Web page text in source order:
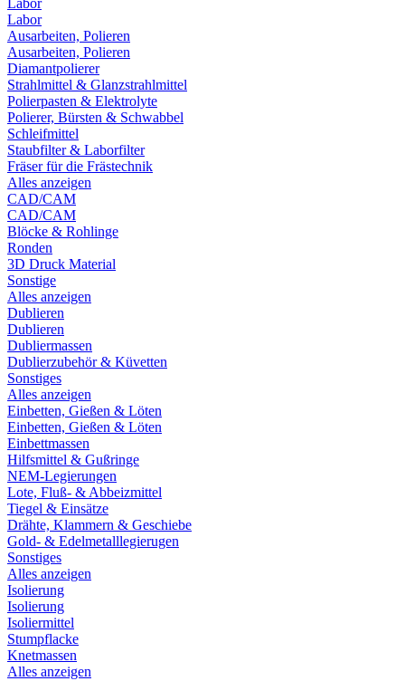
Labor
Labor
Ausarbeiten, Polieren
Ausarbeiten, Polieren
Diamantpolierer
Strahlmittel & Glanzstrahlmittel
Polierpasten & Elektrolyte
Polierer, Bürsten & Schwabbel
Schleifmittel
Staubfilter & Laborfilter
Fräser für die Frästechnik
Alles anzeigen
CAD/CAM
CAD/CAM
Blöcke & Rohlinge
Ronden
3D Druck Material
Sonstige
Alles anzeigen
Dublieren
Dublieren
Dubliermassen
Dublierzubehör & Küvetten
Sonstiges
Alles anzeigen
Einbetten, Gießen & Löten
Einbetten, Gießen & Löten
Einbettmassen
Hilfsmittel & Gußringe
NEM-Legierungen
Lote, Fluß- & Abbeizmittel
Tiegel & Einsätze
Drähte, Klammern & Geschiebe
Gold- & Edelmetalllegierugen
Sonstiges
Alles anzeigen
Isolierung
Isolierung
Isoliermittel
Stumpflacke
Knetmassen
Alles anzeigen